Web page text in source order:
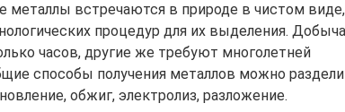
металлы встречаются в природе в чистом виде,
процедур для их выделения. Добыча
часов, другие же требуют многолетней
способы получения металлов можно
обжиг, электролиз, разложение.